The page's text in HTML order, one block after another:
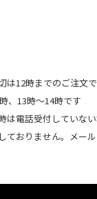
は12時までのご注文
、13時～14時です
電話受付していな
おりません。メール